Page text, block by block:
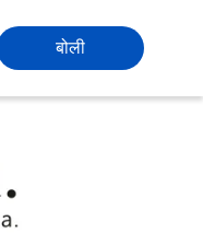
बोली